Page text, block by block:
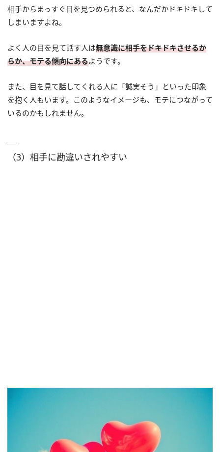
相手からまっすぐ目を見つめられると、なんだかドキドキして
しまいますよね。
よく人の目を見て話す人は無意識に相手をドキドキさせるか
らか、モテる傾向にあるようです。
また、目を見て話してくれる人に「誠実そう」といった印象
を抱く人もいます。このようなイメージも、モテにつながって
いるのかもしれません。
（3）相手に勘違いされやすい